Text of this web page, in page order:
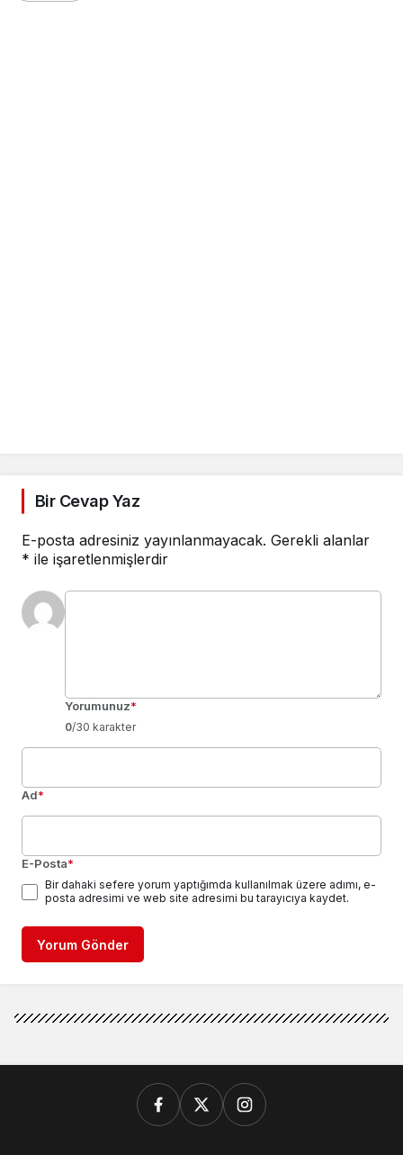
Bir Cevap Yaz
E-posta adresiniz yayınlanmayacak. Gerekli alanlar
* ile işaretlenmişlerdir
Yorumunuz*
0/30 karakter
Ad*
E-Posta*
Bir dahaki sefere yorum yaptığımda kullanılmak üzere adımı, e-
posta adresimi ve web site adresimi bu tarayıcıya kaydet.
Yorum Gönder